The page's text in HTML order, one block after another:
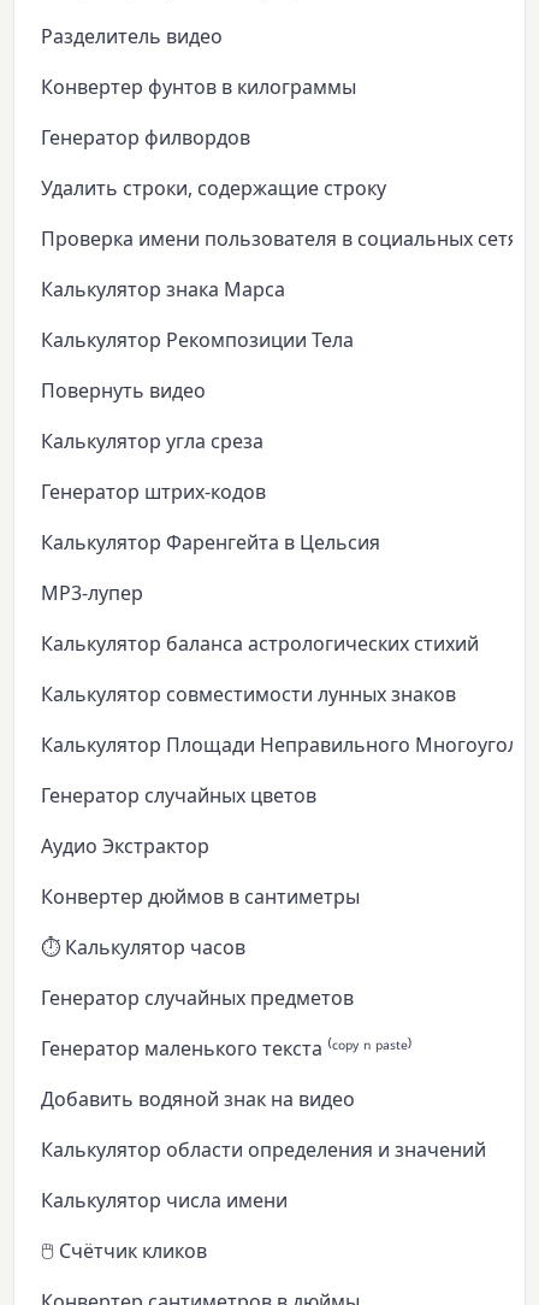
Разделитель видео
Конвертер фунтов в килограммы
Генератор филвордов
Удалить строки, содержащие строку
Проверка имени пользователя в социальных сетях
Калькулятор знака Марса
Калькулятор Рекомпозиции Тела
Повернуть видео
Калькулятор угла среза
Генератор штрих-кодов
Калькулятор Фаренгейта в Цельсия
MP3-лупер
Калькулятор баланса астрологических стихий
Калькулятор совместимости лунных знаков
Калькулятор Площади Неправильного
Генератор случайных цветов
Аудио Экстрактор
Конвертер дюймов в сантиметры
⏱️ Калькулятор часов
Генератор случайных предметов
Генератор маленького текста ⁽ᶜᵒᵖʸ ⁿ ᵖᵃˢᵗᵉ⁾
Добавить водяной знак на видео
Калькулятор области определения и значений
Калькулятор числа имени
🖱️ Счётчик кликов